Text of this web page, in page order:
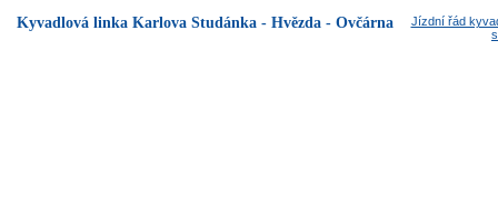
Kyvadlová linka Karlova Studánka - Hvězda - Ovčárna
Jízdní řád